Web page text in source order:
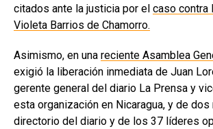
citados ante la justicia por el caso contra
Violeta Barrios de Chamorro.
Asimismo, en una reciente Asamblea
exigió la liberación inmediata de Juan
gerente general del diario La Prensa y
esta organización en Nicaragua, y de
directorio del diario y de los 37 líderes